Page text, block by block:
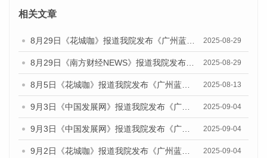
相关文章
2025-08-29
2025-08-29
2025-08-13
2025-09-04
2025-09-04
2025-09-04